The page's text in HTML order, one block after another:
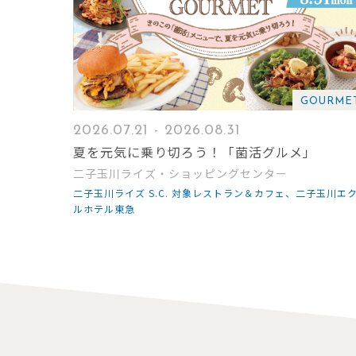
2026.07.21 - 2026.08.31
夏を元気に乗り切ろう！「菌活グルメ」
二子玉川ライズ・ショッピングセンター
二子玉川ライズ S.C. 対象レストラン＆カフェ、二子玉川エ
ルホテル東急